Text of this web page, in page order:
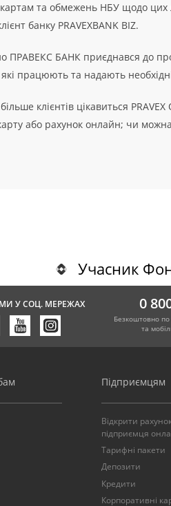
картам та обмежень НБУ щодо цих
банку PRAVEXBANK BIZ.
ПРАВЕКС БАНК приєднався до
які працюють та надають
клієнтів цікавиться
або рахунок онлайн; чи
Учасник
У СОЦ. МЕРЕЖАХ 0
Безкоштовно по
та
Підприємцям
Відкрити
підприємця
Тарифні пакети
Депозити
Кредити
Корпоративні